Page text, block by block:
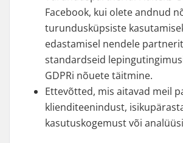
Facebook, kui olete andnud
turundusküpsiste
edastamisel nendele
standardseid
GDPRi nõuete täitmine.
Ettevõtted, mis aitavad meil
klienditeenindust,
kasutuskogemust või